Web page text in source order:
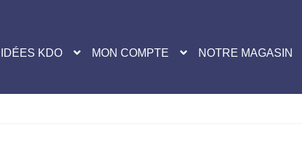
IDÉES KDO MON COMPTE NOTRE MAGASIN